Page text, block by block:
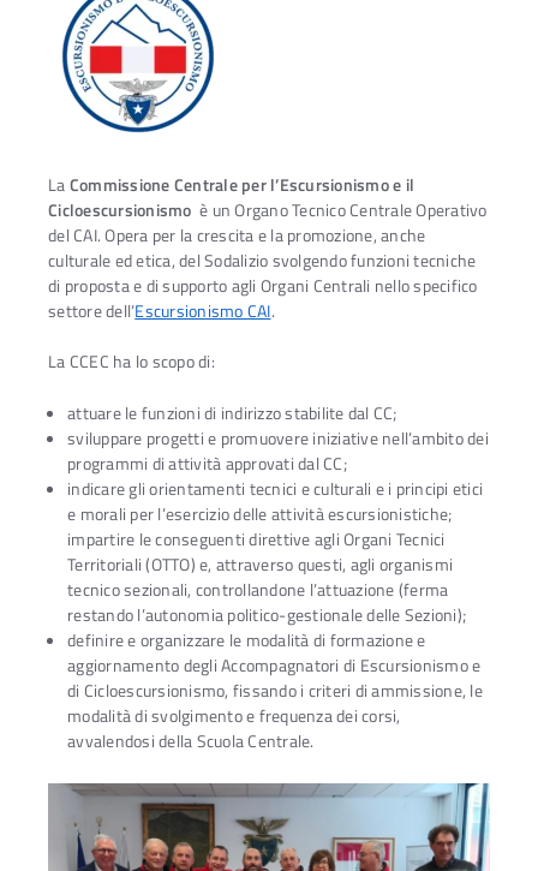
LaCommissione Centrale per l’Escursionismo e il
Cicloescursionismo è un Organo Tecnico Centrale Operativo
del CAI. Opera per la crescita e la promozione, anche
culturale ed etica, del Sodalizio svolgendo funzioni tecniche
di proposta e di supporto agli Organi Centrali nello specifico
settore dell’Escursionismo CAI.
La CCEC ha lo scopo di:
attuare le funzioni di indirizzo stabilite dal CC;
sviluppare progetti e promuovere iniziative nell’ambito dei
programmi di attività approvati dal CC;
indicare gli orientamenti tecnici e culturali e i principi etici
e morali per l’esercizio delle attività escursionistiche;
impartire le conseguenti direttive agli Organi Tecnici
Territoriali (OTTO) e, attraverso questi, agli organismi
tecnico sezionali, controllandone l’attuazione (ferma
restando l’autonomia politico-gestionale delle Sezioni);
definire e organizzare le modalità di formazione e
aggiornamento degli Accompagnatori di Escursionismo e
di Cicloescursionismo, fissando i criteri di ammissione, le
modalità di svolgimento e frequenza dei corsi,
avvalendosi della Scuola Centrale.